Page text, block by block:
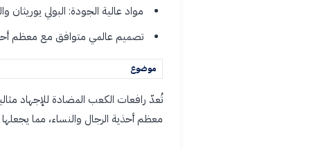
مواد عالية الجودة: البولي
تصميم عالمي متوافق مع معظم
موضوع
تُعدّ رافعات الكعب المضادة للإجهاد
معظم أحذية الرجال والنساء، مما